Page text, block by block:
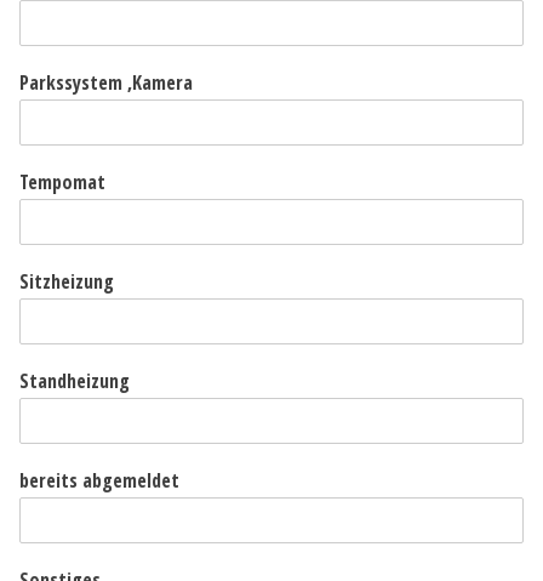
Parkssystem ,Kamera
Tempomat
Sitzheizung
Standheizung
bereits abgemeldet